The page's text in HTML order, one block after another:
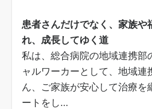
患者さんだけでなく、家族や
れ、成長してゆく道
私は、総合病院の地域連携部
ャルワーカーとして、地域連
ん、ご家族が安心して治療を
ートをし…